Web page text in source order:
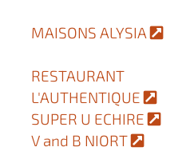
MAISONS ALYSIA
RESTAURANT
L'AUTHENTIQUE
SUPER U ECHIRE
V and B NIORT